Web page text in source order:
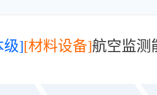
级][材料设备]航空监测